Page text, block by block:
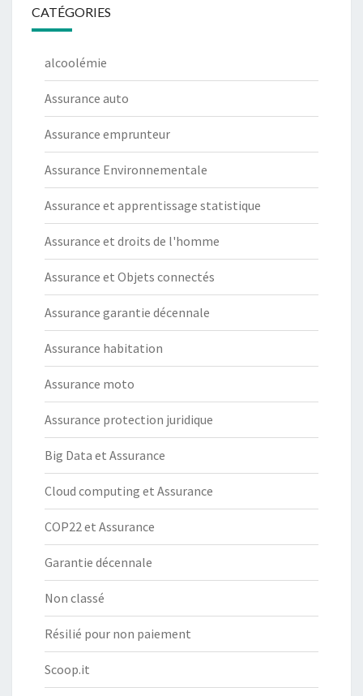
CATÉGORIES
alcoolémie
Assurance auto
Assurance emprunteur
Assurance Environnementale
Assurance et apprentissage statistique
Assurance et droits de l'homme
Assurance et Objets connectés
Assurance garantie décennale
Assurance habitation
Assurance moto
Assurance protection juridique
Big Data et Assurance
Cloud computing et Assurance
COP22 et Assurance
Garantie décennale
Non classé
Résilié pour non paiement
Scoop.it